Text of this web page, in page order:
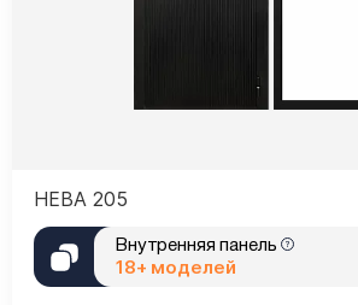
НЕВА 205
Внутренняя панель
18+ моделей